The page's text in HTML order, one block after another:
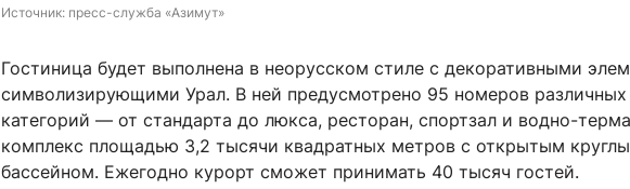
Источник: пресс-служба «Азимут»
Гостиница будет выполнена в неорусском стиле с декоративными
символизирующими Урал. В ней предусмотрено 95 номеров различных
категорий — от стандарта до люкса, ресторан, спортзал и водно-
комплекс площадью 3,2 тысячи квадратных метров с открытым
бассейном. Ежегодно курорт сможет принимать 40 тысяч гостей.